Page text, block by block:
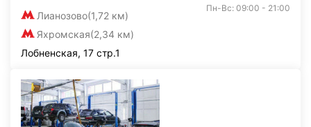
Лианозово(1,72 км)
Яхромская(2,34 км)
Пн-Вс: 09:00 - 21:00
Лобненская, 17 стр.1